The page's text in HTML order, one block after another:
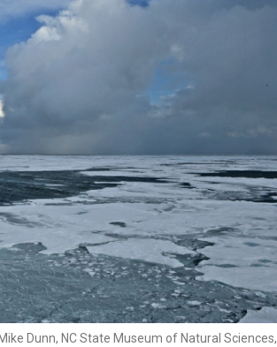
Dunn, NC State Museum of Natural Sciences,